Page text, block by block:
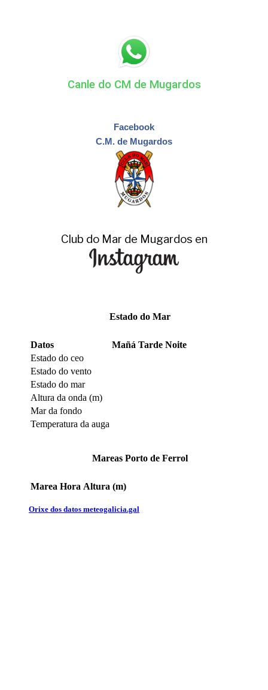
Canle do CM de Mugardos
Facebook
C.M. de Mugardos
Club do Mar de Mugardos en